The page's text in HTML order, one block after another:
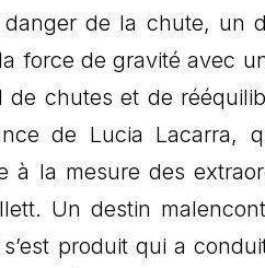
de la chute, un
force de gravité avec
de chutes et de
de Lucia Lacarra,
à la mesure des
Un destin
produit qui a